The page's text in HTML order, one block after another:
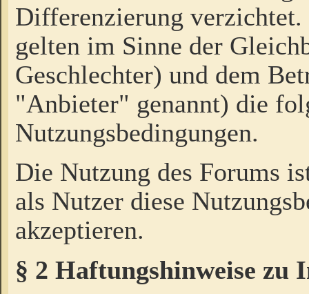
Differenzierung
gelten im Sinne der
Geschlechter) und dem
"Anbieter" genannt) die
Nutzungsbedingungen.
Die Nutzung des Forums
als Nutzer diese
akzeptieren.
§ 2 Haftungshinweise zu